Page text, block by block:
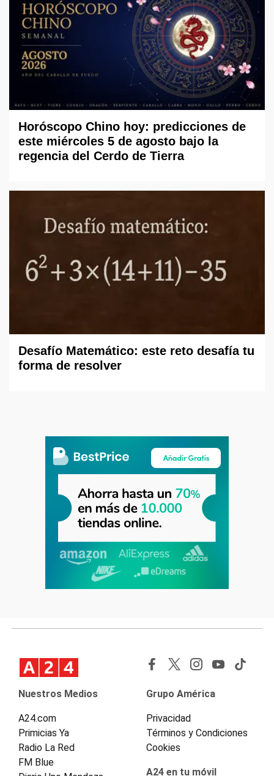
Horóscopo Chino hoy: predicciones de
este miércoles 5 de agosto bajo la
regencia del Cerdo de Tierra
Desafío Matemático: este reto desafía tu
forma de resolver
Nuestros Medios
A24.com
Primicias Ya
Radio La Red
FM Blue
Grupo América
Privacidad
Términos y Condiciones
Cookies
A24 en tu móvil